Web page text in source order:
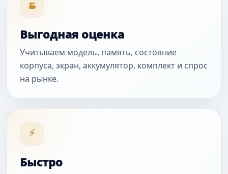
Б
Выгодная оценка
Учитываем модель, память, состояние
корпуса, экран, аккумулятор, комплект и спрос
на рынке.
⚡
Быстро